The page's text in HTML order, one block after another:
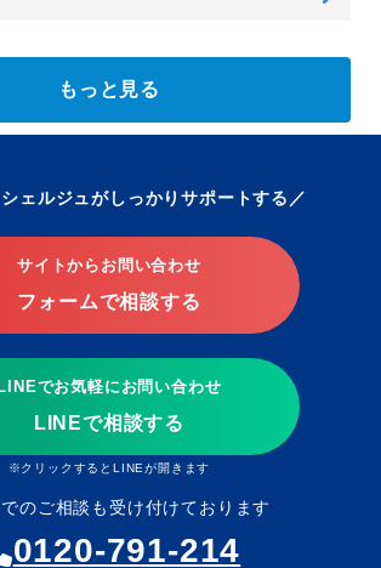
もっと見る
ェルジュがしっかりサポートする
サイトからお問い合わせ
フォームで相談する
LINEでお気軽にお問い合わせ
LINEで相談する
※クリックするとLINEが開きます
のご相談も受け付けております
0120-791-214